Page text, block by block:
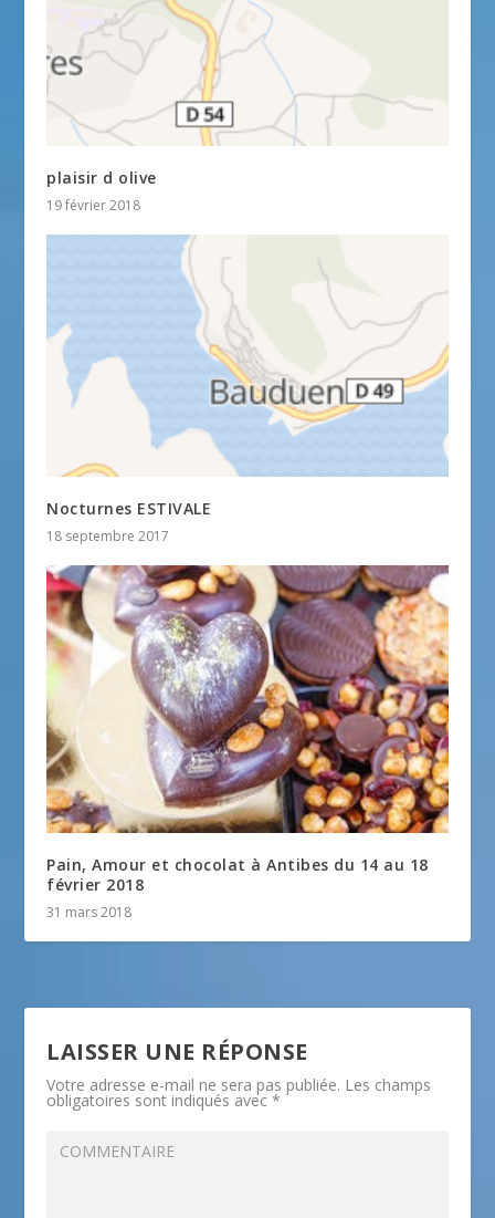
plaisir d olive
19 février 2018
Nocturnes ESTIVALE
18 septembre 2017
Pain, Amour et chocolat à Antibes du 14 au 18
février 2018
31 mars 2018
LAISSER UNE RÉPONSE
Votre adresse e-mail ne sera pas publiée. Les champs
obligatoires sont indiqués avec*